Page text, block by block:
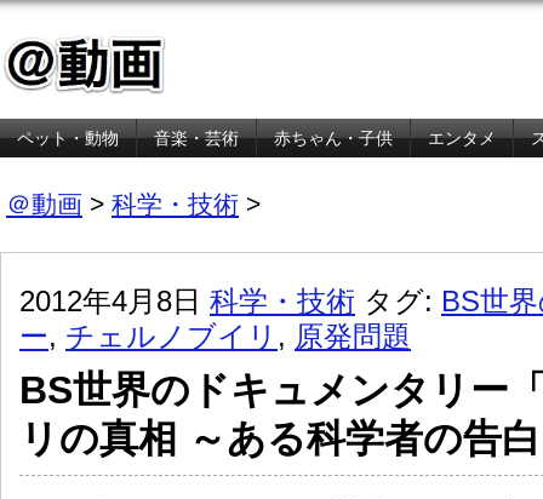
ペット・動物 音楽・芸術 赤ちゃん・子供 エンタメ
＠動画 > 科学・技術 >
2012年4月8日 科学・技術 タグ: BS世
ー, チェルノブイリ , 原発問題
BS世界のドキュメンタリー
リの真相 ～ある科学者の告